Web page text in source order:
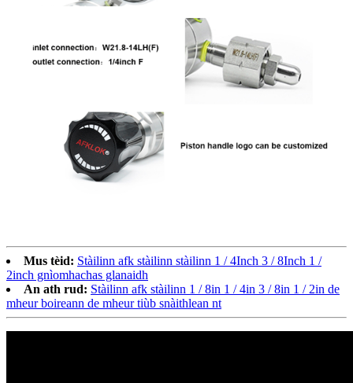
Mus tèid: Stàilinn afk stàilinn stàilinn 1 / 4Inch 3 / 8Inch 1 /
2inch gnìomhachas glanaidh
An ath rud: Stàilinn afk stàilinn 1 / 8in 1 / 4in 3 / 8in 1 / 2in de
mheur boireann de mheur tiùb snàithlean nt